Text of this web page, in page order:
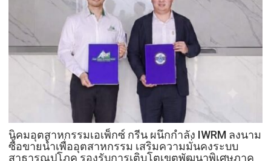
นิคมอุตสาหกรรมเอเพ็กซ์ กรีน ผนึกกำลัง IWRM ลงนาม
ซื้อขายน้ำเพื่ออุตสาหกรรม เสริมความมั่นคงระบบ
สาธารณูปโภค รองรับการเติบโตเขตพัฒนาพิเศษภาค